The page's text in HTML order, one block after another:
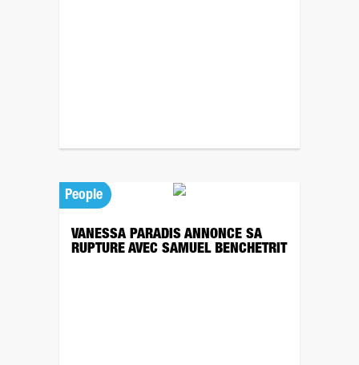
People
VANESSA PARADIS ANNONCE SA
RUPTURE AVEC SAMUEL BENCHETRIT